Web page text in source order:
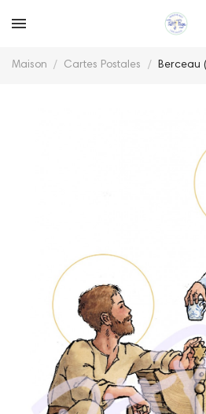
Maison Cartes Postales Berceau